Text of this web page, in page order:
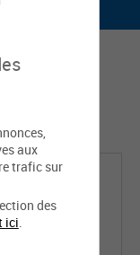
aux
trafic sur
des
ici.